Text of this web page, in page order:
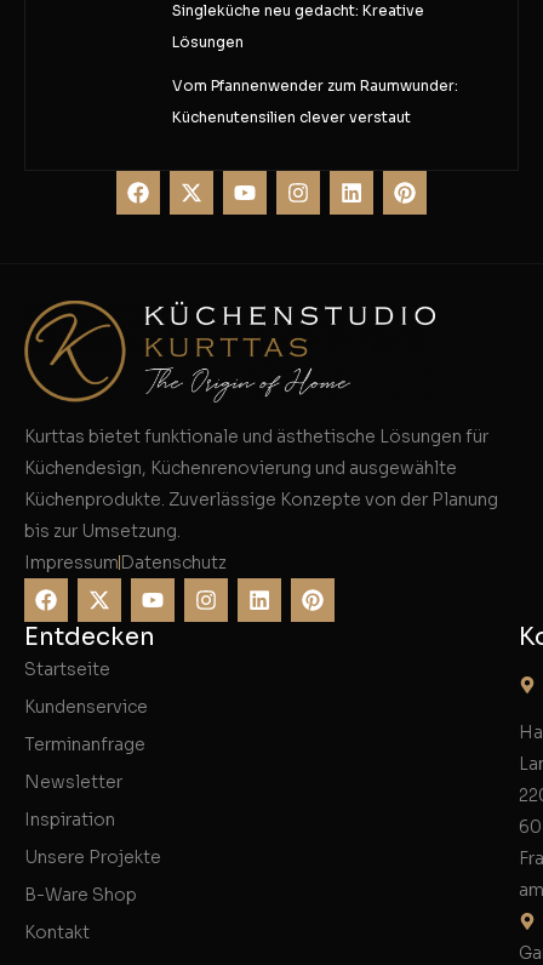
Singleküche neu gedacht: Kreative
Lösungen
Vom Pfannenwender zum Raumwunder:
Küchenutensilien clever verstaut
Kurttas bietet funktionale und ästhetische Lösungen für
Küchendesign, Küchenrenovierung und ausgewählte
Küchenprodukte. Zuverlässige Konzepte von der Planung
bis zur Umsetzung.
Impressum Datenschutz
Entdecken
Startseite
Kundenservice
Terminanfrage
Newsletter
Inspiration
Unsere Projekte
B-Ware Shop
Kontakt